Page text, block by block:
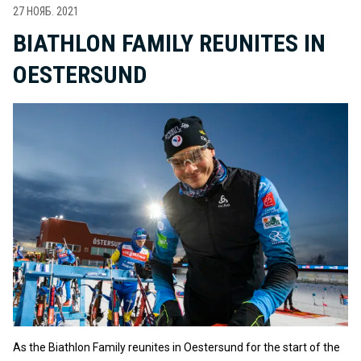
27 НОЯБ. 2021
BIATHLON FAMILY REUNITES IN
OESTERSUND
As the Biathlon Family reunites in Oestersund for the start of the